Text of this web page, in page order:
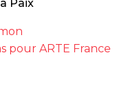
Paix
pour ARTE France